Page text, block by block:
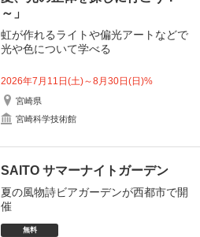
～」
虹が作れるライトや偏光アートなどで
光や色について学べる
2026年7月11日(土)～8月30日(日)%
宮崎県
宮崎科学技術館
SAITO サマーナイトガーデン
夏の風物詩ビアガーデンが西都市で開
催
無料